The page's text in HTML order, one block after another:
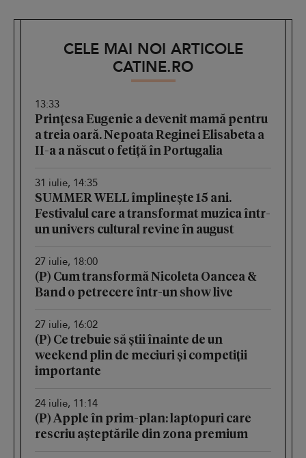
CELE MAI NOI ARTICOLE
CATINE.RO
13:33
Prințesa Eugenie a devenit mamă pentru
a treia oară. Nepoata Reginei Elisabeta a
II-a a născut o fetiță în Portugalia
31 iulie, 14:35
SUMMER WELL împlinește 15 ani.
Festivalul care a transformat muzica într-
un univers cultural revine în august
27 iulie, 18:00
(P) Cum transformă Nicoleta Oancea &
Band o petrecere într-un show live
27 iulie, 16:02
(P) Ce trebuie să știi înainte de un
weekend plin de meciuri și competiții
importante
24 iulie, 11:14
(P) Apple în prim-plan: laptopuri care
rescriu așteptările din zona premium